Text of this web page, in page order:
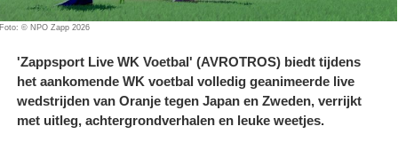
Foto: © NPO Zapp 2026
'Zappsport Live WK Voetbal' (AVROTROS) biedt tijdens
het aankomende WK voetbal volledig geanimeerde live
wedstrijden van Oranje tegen Japan en Zweden, verrijkt
met uitleg, achtergrondverhalen en leuke weetjes.